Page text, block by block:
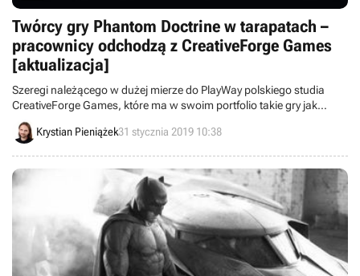
Twórcy gry Phantom Doctrine w tarapatach –
pracownicy odchodzą z CreativeForge Games
[aktualizacja]
Szeregi należącego w dużej mierze do PlayWay polskiego studia
CreativeForge Games, które ma w swoim portfolio takie gry jak
Phantom Doctrine czy Hard West, opuściła blisko połowa
pracowników. Firma zamierza jednak kontynuować produkcję
wcześniejszych dokonań.
Krystian Pieniążek31 stycznia 2019 10:38